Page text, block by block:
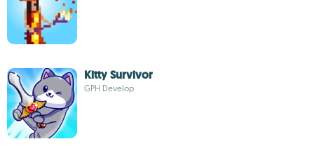
Kitty Survivor
GPH Develop